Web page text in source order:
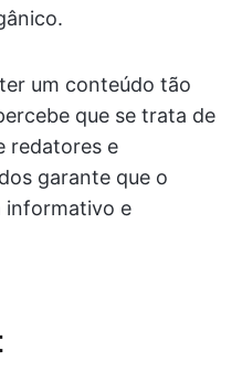
um conteúdo tão
que se trata de
redatores e
garante que o
informativo e